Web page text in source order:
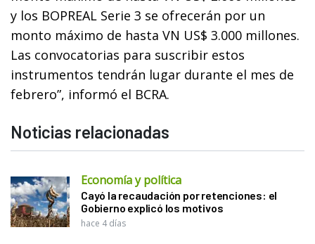
y los BOPREAL Serie 3 se ofrecerán por un
monto máximo de hasta VN US$ 3.000 millones.
Las convocatorias para suscribir estos
instrumentos tendrán lugar durante el mes de
febrero”, informó el BCRA.
Noticias relacionadas
Economía y política
Cayó la recaudación por retenciones: el
Gobierno explicó los motivos
hace 4 días